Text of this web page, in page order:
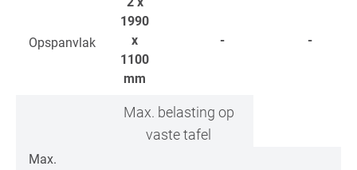
Opspanvlak
1990
x
1100
mm
- -
Max. belasting op
vaste tafel
Max.